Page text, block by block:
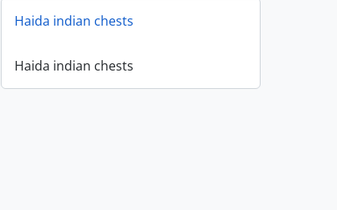
Haida indian chests
Haida indian chests